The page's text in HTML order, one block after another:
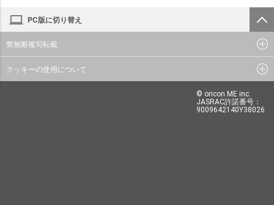
PC版に切り替え
禁無断複写転載
クッキーの使用について
© oricon ME inc.
JASRAC許諾番号：
9009642140Y38026